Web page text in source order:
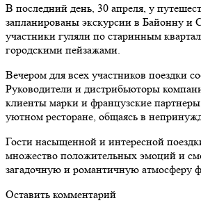
В последний день, 30 апреля, у
запланированы экскурсии в Байонну и
участники гуляли по старинным
городскими пейзажами.
Вечером для всех участников поездки
Руководители и дистрибьюторы
клиенты марки и французские
уютном ресторане, общаясь в
Гости насыщенной и интересной
множество положительных эмоций и
загадочную и романтичную атмосферу
Оставить комментарий